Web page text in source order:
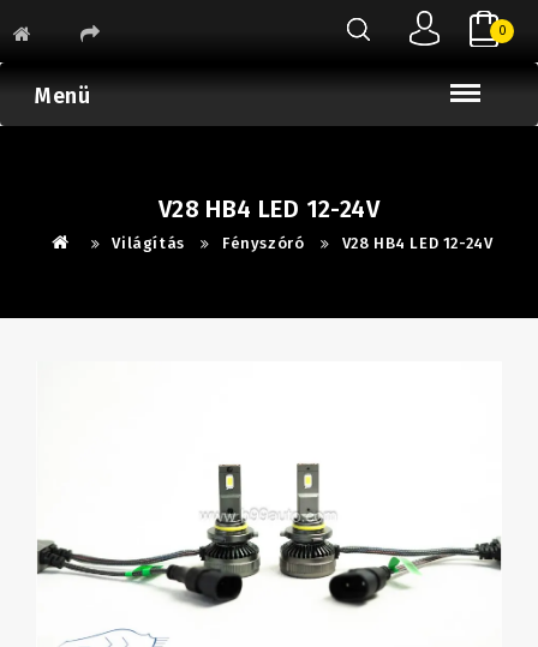
0
Menü
V28 HB4 LED 12-24V
Világítás Fényszóró V28 HB4 LED 12-24V